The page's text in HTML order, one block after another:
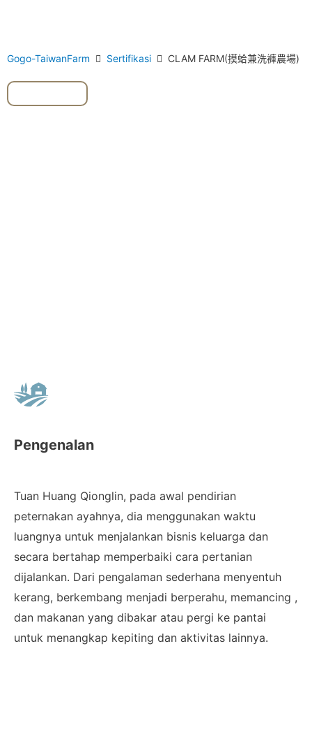
Gogo-TaiwanFarm Sertifikasi CLAM FARM(摸蛤兼洗褲農場)
Pengenalan
Tuan Huang Qionglin, pada awal pendirian
peternakan ayahnya, dia menggunakan waktu
luangnya untuk menjalankan bisnis keluarga dan
secara bertahap memperbaiki cara pertanian
dijalankan. Dari pengalaman sederhana menyentuh
kerang, berkembang menjadi berperahu, memancing ,
dan makanan yang dibakar atau pergi ke pantai
untuk menangkap kepiting dan aktivitas lainnya.